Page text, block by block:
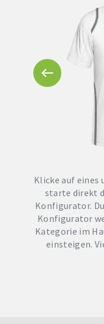
Klicke auf eines
starte direkt
Konfigurator.
Konfigurator
Kategorie im
einsteigen.